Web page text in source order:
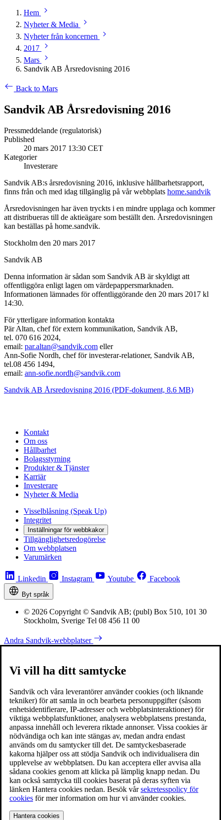
Hem
Nyheter & Media
Nyheter från koncernen
2017
Mars
Sandvik AB Årsredovisning 2016
Back to Mars
Sandvik AB Årsredovisning 2016
Pressmeddelande (regulatorisk)
Published
20 mars 2017 13:30 CET
Kategorier
Investerare
Sandvik AB:s årsredovisning 2016, inklusive hållbarhetsrapport,
finns från och med idag tillgänglig på vår webbplats home.sandvik
Årsredovisningen har även tryckts i en mindre upplaga och kommer
att distribueras till de aktieägare som beställt den. Årsredovisningen
kan beställas på home.sandvik.
Stockholm den 20 mars 2017
Sandvik AB
Denna information är sådan som Sandvik AB är skyldigt att
offentliggöra enligt lagen om värdepappersmarknaden.
Informationen lämnades för offentliggörande den 20 mars 2017 kl
14:30.
För ytterligare information kontakta
Pär Altan, chef för extern kommunikation, Sandvik AB,
tel. 070 616 2024,
email: par.altan@sandvik.com eller
Ann-Sofie Nordh, chef för investerar-relationer, Sandvik AB,
tel.08 456 1494,
email: ann-sofie.nordh@sandvik.com
Sandvik AB Årsredovisning 2016 (PDF-dokument, 8.6 MB)
Kontakt
Om oss
Hållbarhet
Bolagsstyrning
Produkter & Tjänster
Karriär
Investerare
Nyheter & Media
Visselblåsning (Speak Up)
Integritet
Inställningar för webbkakor
Tillgänglighetsredogörelse
Om webbplatsen
Varumärken
Linkedin Instagram Youtube Facebook
Byt språk
© 2026 Copyright © Sandvik AB; (publ) Box 510, 101 30
Stockholm, Sverige Tel 08 456 11 00
Andra Sandvik-webbplatser
Vi vill ha ditt samtycke
Sandvik och våra leverantörer använder cookies (och liknande
tekniker) för att samla in och bearbeta personuppgifter (såsom
enhetsidentifierare, IP-adresser och webbplatsinteraktioner) för
viktiga webbplatsfunktioner, analysera webbplatsens prestanda,
anpassa innehåll och leverera riktade annonser. Vissa cookies är
nödvändiga och kan inte stängas av, medan andra endast
används om du samtycker till det. De samtyckesbaserade
kakorna hjälper oss att stödja Sandvik och individualisera din
upplevelse av webbplatsen. Du kan acceptera eller avvisa alla
sådana cookies genom att klicka på lämplig knapp nedan. Du
kan också samtycka till cookies baserat på deras syften via
länken Hantera cookies nedan. Besök vårsekretesspolicy för
cookies för mer information om hur vi använder cookies.
Hantera cookies